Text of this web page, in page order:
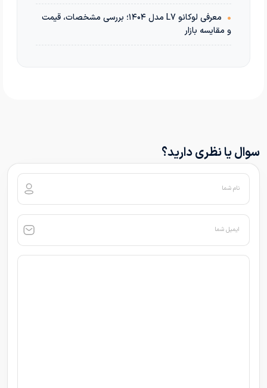
•
معرفی لوکانو L7 مدل ۱۴۰۴؛ بررسی مشخصات، قیمت
و مقایسه بازار
سوال یا نظری دارید؟
نام شما
ایمیل شما